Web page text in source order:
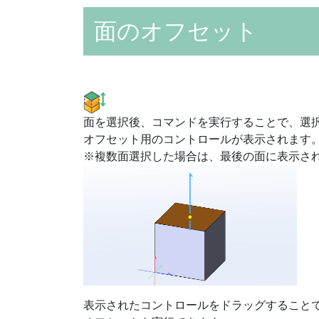
面のオフセット
面を選択後、コマンドを実行することで、選
オフセット用のコントロールが表示されます。
※複数面選択した場合は、最後の面に表示さ
表示されたコントロールをドラッグすること